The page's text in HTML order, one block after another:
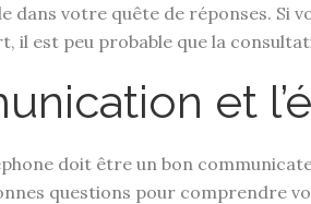
dans votre quête de réponses. Si
il est peu probable que la
et
doit être un bon
questions pour comprendre